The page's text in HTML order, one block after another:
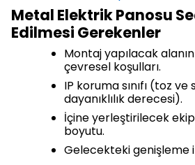
Metal Elektrik Panosu
Edilmesi Gerekenler
Montaj yapılacak
çevresel koşulları.
IP koruma sınıfı (toz ve
dayanıklılık derecesi).
İçine yerleştirilecek
boyutu.
Gelecekteki genişleme